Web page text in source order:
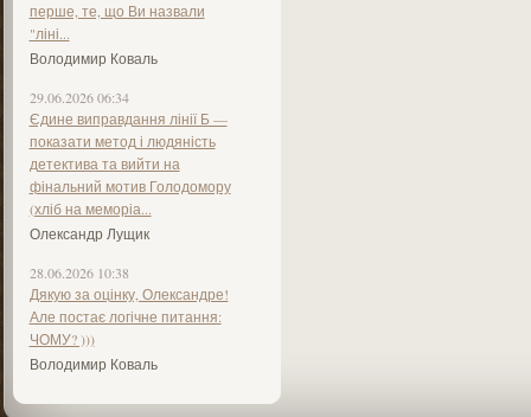
перше, те, що Ви назвали
"ліні...
Володимир Коваль
29.06.2026 06:34
Єдине виправдання лінії Б —
показати метод і людяність
детектива та вийти на
фінальний мотив Голодомору
(хліб на меморіа...
Олександр Лущик
28.06.2026 10:38
Дякую за оцінку, Олександре!
Але постає логічне питання:
ЧОМУ? )))
Володимир Коваль